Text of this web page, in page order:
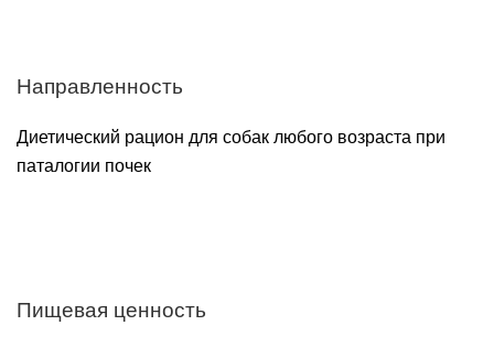
Направленность
Диетический рацион для собак любого возраста при
паталогии почек
Пищевая ценность